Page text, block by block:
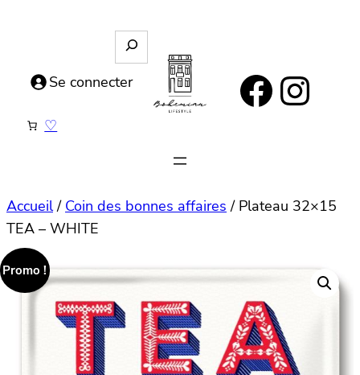
https://www.facebook.com/bohemianlifestyle.be Instagram
e
c
e
Se connecter
♡
Accueil/ Coin des bonnes affaires / Plateau 32×15
TEA – WHITE
Promo !